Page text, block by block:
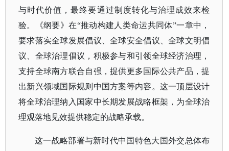
与时代价值，最终要通过制度转化与治理成效来检
验。《纲要》在“推动构建人类命运共同体”一章中，
要求落实全球发展倡议、全球安全倡议、全球文明倡
议、全球治理倡议，积极参与和引领全球经济治理，
支持全球南方联合自强，提供更多国际公共产品，提
出新兴领域国际规则中国方案等内容。这一顶层设计
将全球治理纳入国家中长期发展战略框架，为全球治
理观落地见效提供稳定的战略承载。
这一战略部署与新时代中国特色大国外交总体布